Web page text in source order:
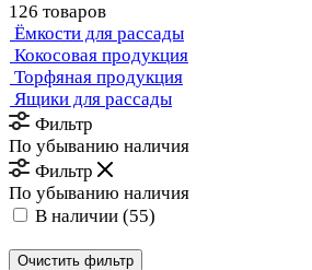
126 товаров
Ёмкости для рассады
Кокосовая продукция
Торфяная продукция
Ящики для рассады
Фильтр
По убыванию наличия
Фильтр
По убыванию наличия
В наличии (55)
Очистить фильтр